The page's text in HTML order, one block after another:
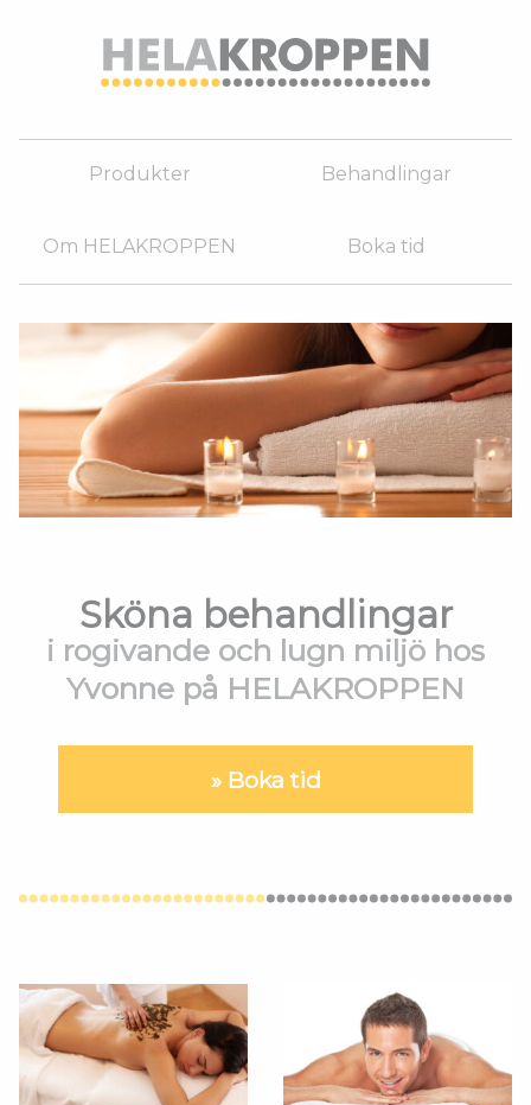
Produkter Behandlingar
Om HELAKROPPEN Boka tid
Sköna behandlingar
i rogivande och lugn miljö hos
Yvonne på HELAKROPPEN
Boka tid